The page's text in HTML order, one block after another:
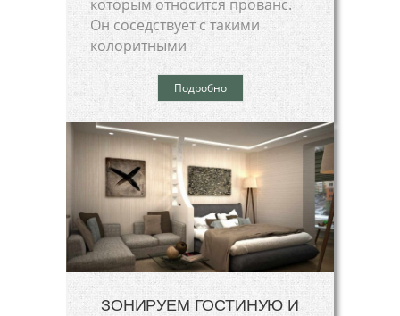
которым относится прованс.
Он соседствует с такими
колоритными
Подробно
ЗОНИРУЕМ ГОСТИНУЮ И